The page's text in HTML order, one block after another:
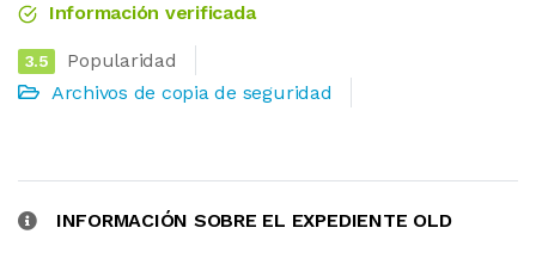
Información verificada
3.5
Popularidad
Archivos de copia de seguridad
INFORMACIÓN SOBRE EL EXPEDIENTE OLD